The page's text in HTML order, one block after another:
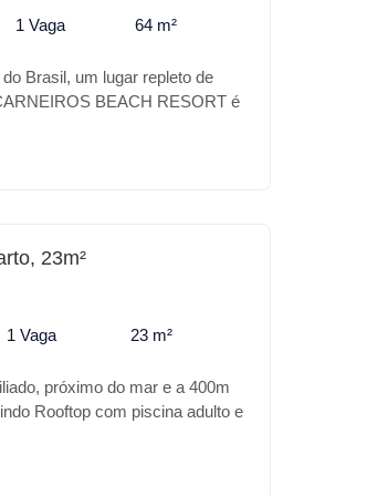
1 Vaga 64 m²
Brasil, um lugar repleto de
BEACH RESORT é
a beira mar e próximo do
* Quadra de tênis *
o CARNEIROS BEACH
23m²
1 Vaga 23 m²
próximo do mar e a 400m
Rooftop com piscina adulto e